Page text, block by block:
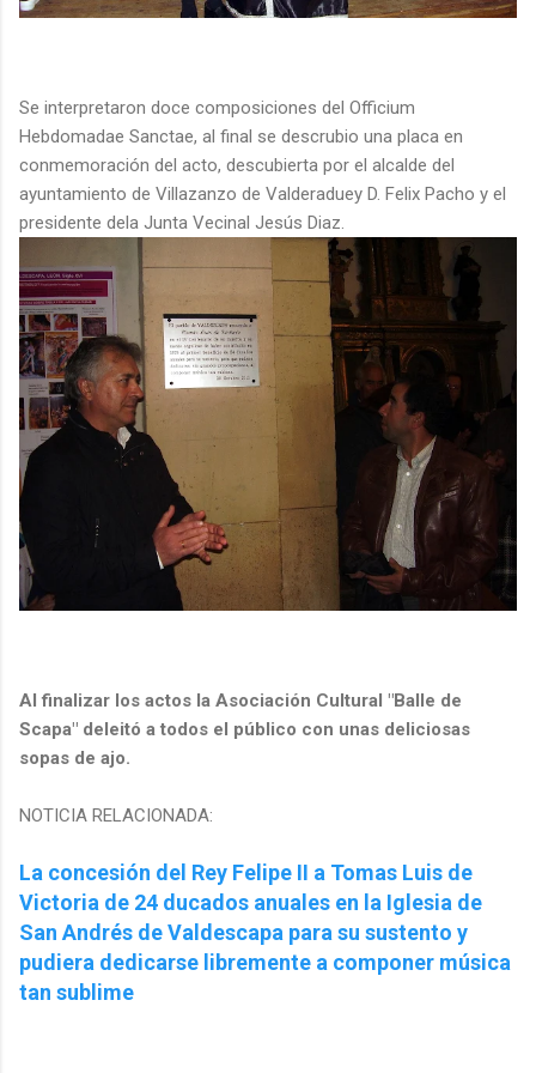
Se interpretaron doce composiciones del Officium
Hebdomadae Sanctae, al final se descrubio una placa en
conmemoración del acto, descubierta por el alcalde del
ayuntamiento de Villazanzo de Valderaduey D. Felix Pacho y el
presidente dela Junta Vecinal Jesús Diaz.
Al finalizar los actos la Asociación Cultural "Balle de
Scapa" deleitó a todos el público con unas deliciosas
sopas de ajo.
NOTICIA RELACIONADA:
La concesión del Rey Felipe II a Tomas Luis de
Victoria de 24 ducados anuales en la Iglesia de
San Andrés de Valdescapa para su sustento y
pudiera dedicarse libremente a componer música
tan sublime